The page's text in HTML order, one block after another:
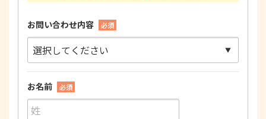
お問い合わせ内容 必須
お名前 必須